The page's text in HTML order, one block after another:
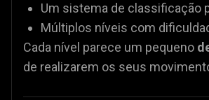
Um sistema de classificação
Múltiplos níveis com
Cada nível parece um pequeno
de realizarem os seus